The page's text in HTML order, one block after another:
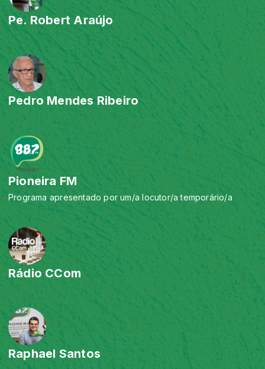
Pe. Robert Araújo
Pedro Mendes Ribeiro
Pioneira FM
Programa apresentado por um/a locutor/a temporário/a
Rádio CCom
Raphael Santos